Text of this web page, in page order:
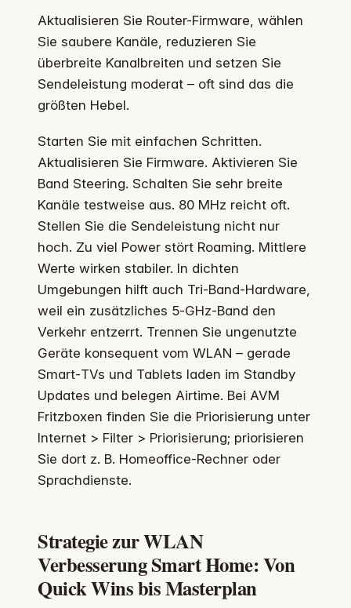
Aktualisieren Sie Router-Firmware, wählen
Sie saubere Kanäle, reduzieren Sie
überbreite Kanalbreiten und setzen Sie
Sendeleistung moderat – oft sind das die
größten Hebel.
Starten Sie mit einfachen Schritten.
Aktualisieren Sie Firmware. Aktivieren Sie
Band Steering. Schalten Sie sehr breite
Kanäle testweise aus. 80 MHz reicht oft.
Stellen Sie die Sendeleistung nicht nur
hoch. Zu viel Power stört Roaming. Mittlere
Werte wirken stabiler. In dichten
Umgebungen hilft auch Tri‑Band‑Hardware,
weil ein zusätzliches 5‑GHz‑Band den
Verkehr entzerrt. Trennen Sie ungenutzte
Geräte konsequent vom WLAN – gerade
Smart‑TVs und Tablets laden im Standby
Updates und belegen Airtime. Bei AVM
Fritzboxen finden Sie die Priorisierung unter
Internet > Filter > Priorisierung; priorisieren
Sie dort z. B. Homeoffice‑Rechner oder
Sprachdienste.
Strategie zurWLAN
Verbesserung Smart Home: Von
Quick Wins bis Masterplan